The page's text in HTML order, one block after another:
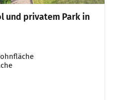
und privatem Park in